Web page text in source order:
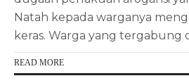
Natah kepada warganya
keras. Warga yang tergabung
READ MORE